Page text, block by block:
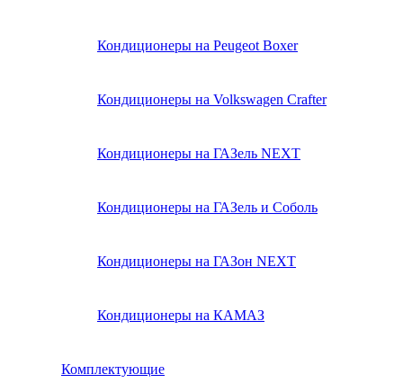
Кондиционеры на Peugeot Boxer
Кондиционеры на Volkswagen Crafter
Кондиционеры на ГАЗель NEXT
Кондиционеры на ГАЗель и Соболь
Кондиционеры на ГАЗон NEXT
Кондиционеры на КАМАЗ
Комплектующие